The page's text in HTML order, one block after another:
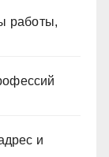
работы,
и